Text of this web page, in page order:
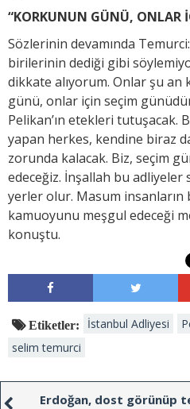
“KORKUNUN GÜNÜ, ONLAR
Sözlerinin devamında
birilerinin dediği gibi
dikkate alıyorum. Onlar şu
günü, onlar için seçim
Pelikan’ın etekleri tutuşacak.
yapan herkes, kendine biraz
zorunda kalacak. Biz, seçim
edeceğiz. İnşallah bu adliyeler
yerler olur. Masum insanların
kamuoyunu meşgul edeceği
konuştu.
Etiketler: İstanbul Adliyesi
selim temurci
Erdoğan, dost görünüp